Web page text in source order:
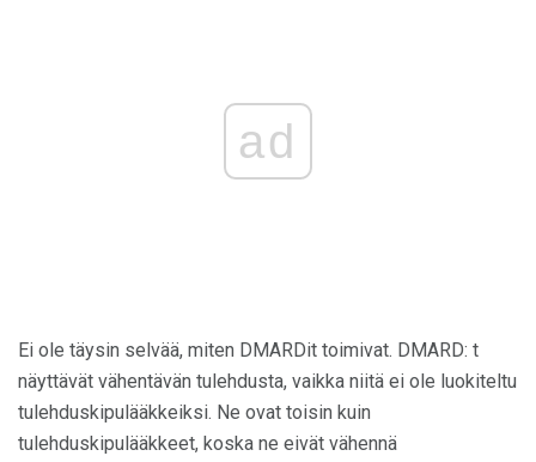
ad
Ei ole täysin selvää, miten DMARDit toimivat. DMARD: t
näyttävät vähentävän tulehdusta, vaikka niitä ei ole luokiteltu
tulehduskipulääkkeiksi. Ne ovat toisin kuin
tulehduskipulääkkeet, koska ne eivät vähennä